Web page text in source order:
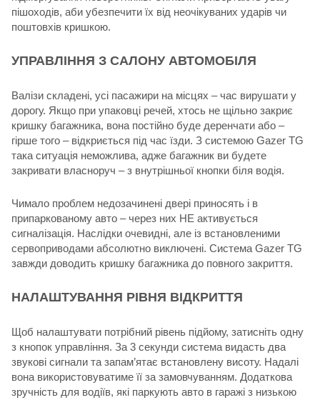
пішоходів, аби убезпечити їх від неочікуваних ударів чи
поштовхів кришкою.
УПРАВЛІННЯ З САЛОНУ АВТОМОБІЛЯ
Валізи складені, усі пасажири на місцях – час вирушати у
дорогу. Якщо при упаковці речей, хтось не щільно закриє
кришку багажника, вона постійно буде деренчати або –
гірше того – відкриється під час їзди. З системою Gazer TG
така ситуація неможлива, адже багажник ви будете
закривати власноруч – з внутрішньої кнопки біля водія.
Чимало проблем недозачинені двері приносять і в
припаркованому авто – через них НЕ активується
сигналізація. Наслідки очевидні, але із встановленими
сервоприводами абсолютно виключені. Система Gazer TG
завжди доводить кришку багажника до повного закриття.
НАЛАШТУВАННЯ РІВНЯ ВІДКРИТТЯ
Щоб налаштувати потрібний рівень підйому, затисніть одну
з кнопок управління. За 3 секунди система видасть два
звукові сигнали та запам’ятає встановлену висоту. Надалі
вона використовуватиме її за замовчуванням. Додаткова
зручність для водіїв, які паркують авто в гаражі з низькою